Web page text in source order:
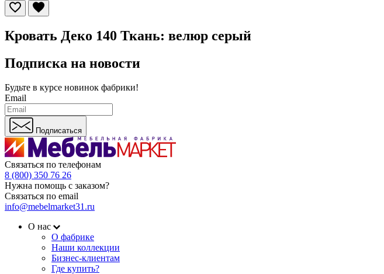
Кровать Деко 140 Ткань: велюр серый
Подписка на новости
Будьте в курсе новинок фабрики!
Email
Подписаться
Связаться по телефонам
8 (800) 350 76 26
Нужна помощь с заказом?
Связаться по email
info@mebelmarket31.ru
О нас
О фабрике
Наши коллекции
Бизнес-клиентам
Где купить?